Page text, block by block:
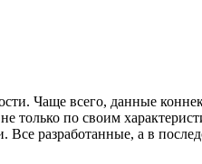
Чаще всего, данные
только по своим
Все разработанные, а в